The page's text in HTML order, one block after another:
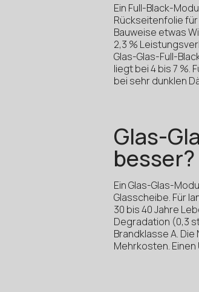
Ein Full-Black-
Rückseitenfolie
Bauweise etwas
2,3 %
Glas-Glas-Full-
liegt bei 4 bis 7 %.
bei sehr dunklen
Glas-
besser?
Ein Glas-Glas-
Glasscheibe. Für
30 bis 40 Jahre
Degradation (0,3
Brandklasse A.
Mehrkosten.